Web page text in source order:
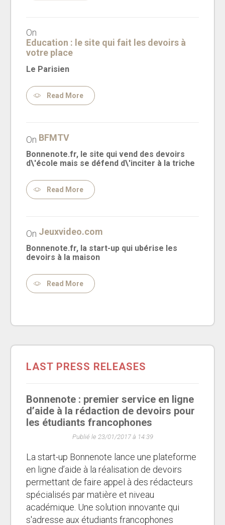
On
Education : le site qui fait les devoirs à
votre place
Le Parisien
Read More
On BFMTV
Bonnenote.fr, le site qui vend des devoirs
d\'école mais se défend d\'inciter à la triche
Read More
On Jeuxvideo.com
Bonnenote.fr, la start-up qui ubérise les
devoirs à la maison
Read More
LAST PRESS RELEASES
Bonnenote : premier service en ligne
d’aide à la rédaction de devoirs pour
les étudiants francophones
Publié le 23/01/2017 à 14:39
La start-up Bonnenote lance une plateforme
en ligne d’aide à la réalisation de devoirs
permettant de faire appel à des rédacteurs
spécialisés par matière et niveau
académique. Une solution innovante qui
s'adresse aux étudiants francophones